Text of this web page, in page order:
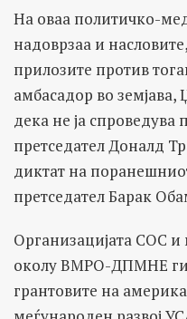
На оваа политичко-
надоврзаа и
прилозите против
амбасадор во земјава,
дека не ја спроведува
претседател Доналд
диктат на
претседател Барак
Организацијата СОС
околу ВМРО-ДПМНЕ ги
грантовите на